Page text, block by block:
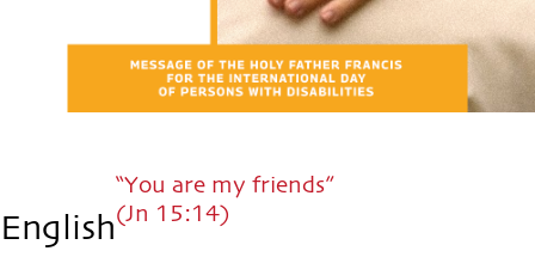
English
“You are my friends”
(Jn 15:14)